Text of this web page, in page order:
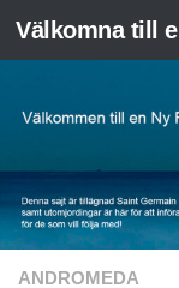
Skip to content
ANDROMEDA